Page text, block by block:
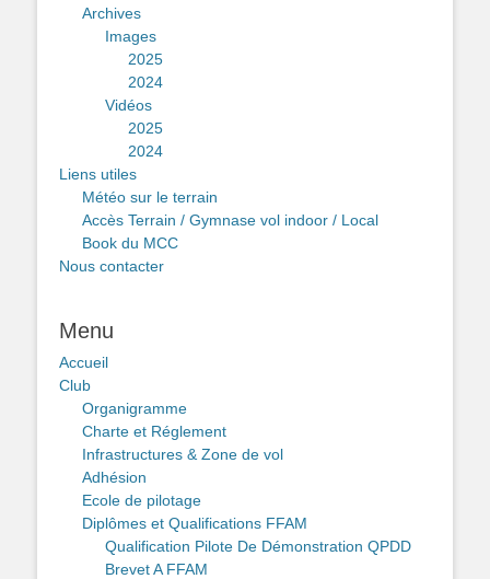
Archives
Images
2025
2024
Vidéos
2025
2024
Liens utiles
Météo sur le terrain
Accès Terrain / Gymnase vol indoor / Local
Book du MCC
Nous contacter
Menu
Accueil
Club
Organigramme
Charte et Réglement
Infrastructures & Zone de vol
Adhésion
Ecole de pilotage
Diplômes et Qualifications FFAM
Qualification Pilote De Démonstration QPDD
Brevet A FFAM